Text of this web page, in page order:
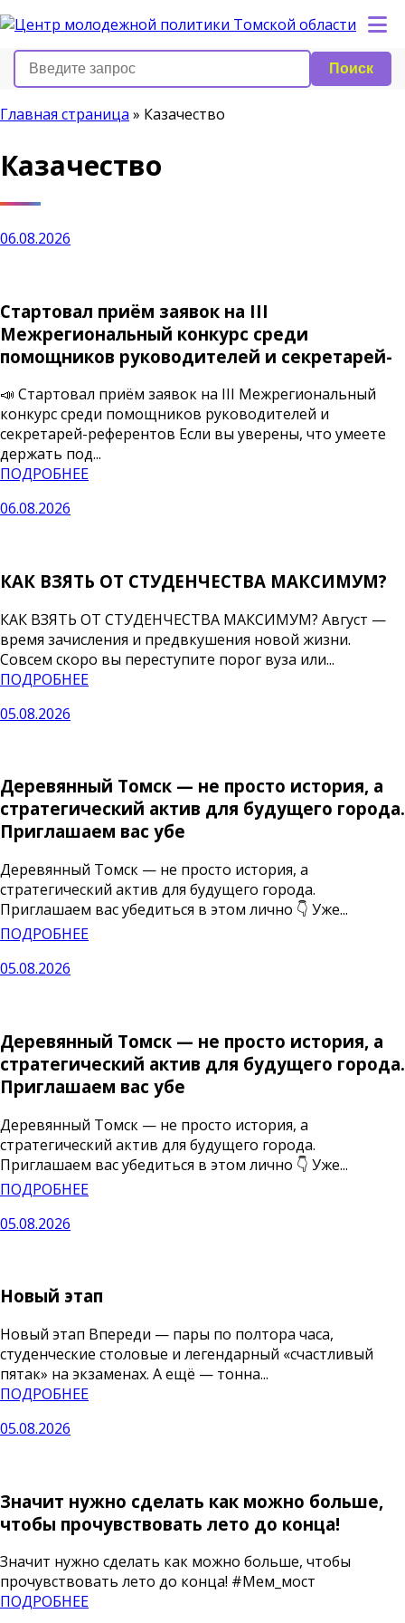
Поиск
Главная страница » Казачество
Казачество
06.08.2026
Стартовал приём заявок на III
Межрегиональный конкурс среди
помощников руководителей и секретарей-
📣 Стартовал приём заявок на III Межрегиональный
конкурс среди помощников руководителей и
секретарей-референтов Если вы уверены, что умеете
держать под...
ПОДРОБНЕЕ
06.08.2026
КАК ВЗЯТЬ ОТ СТУДЕНЧЕСТВА МАКСИМУМ?
КАК ВЗЯТЬ ОТ СТУДЕНЧЕСТВА МАКСИМУМ? Август —
время зачисления и предвкушения новой жизни.
Совсем скоро вы переступите порог вуза или...
ПОДРОБНЕЕ
05.08.2026
Деревянный Томск — не просто история, а
стратегический актив для будущего города.
Приглашаем вас убе
Деревянный Томск — не просто история, а
стратегический актив для будущего города.
Приглашаем вас убедиться в этом лично 👇 Уже...
ПОДРОБНЕЕ
05.08.2026
Деревянный Томск — не просто история, а
стратегический актив для будущего города.
Приглашаем вас убе
Деревянный Томск — не просто история, а
стратегический актив для будущего города.
Приглашаем вас убедиться в этом лично 👇 Уже...
ПОДРОБНЕЕ
05.08.2026
Новый этап
Новый этап Впереди — пары по полтора часа,
студенческие столовые и легендарный «счастливый
пятак» на экзаменах. А ещё — тонна...
ПОДРОБНЕЕ
05.08.2026
Значит нужно сделать как можно больше,
чтобы прочувствовать лето до конца!
Значит нужно сделать как можно больше, чтобы
прочувствовать лето до конца! #Мем_мост
ПОДРОБНЕЕ